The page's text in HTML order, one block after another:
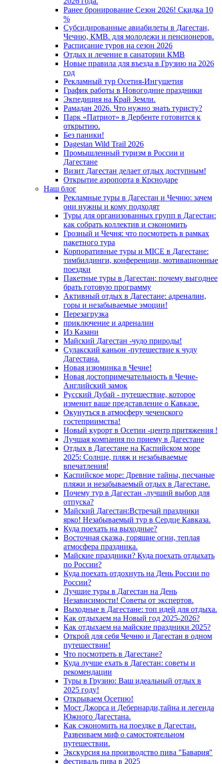
Ранее бронирование Сезон 2026! Скидка 10
%
Субсидированные авиабилеты в Дагестан,
Чечню, КМВ. для молодежи и пенсионеров.
Расписание туров на сезон 2026
Отдых и лечение в санатории КМВ
Новые правила для въезда в Грузию на 2026
год
Рекламный тур Осетия-Ингушетия
График работы в Новогодние праздники
Экпедиция на Край Земли.
Рамадан 2026. Что нужно знать туристу?
Парк «Патриот» в Дербенте готовится к
открытию.
Без паники!
Dagestan Wild Trail 2026
Промышленный туризм в России и
Дагестане
Визит Дагестан делает отдых доступным!
Открытие аэропорта в Крснодаре
Наш блог
Рекламные туры в Дагестан и Чечню: зачем
они нужны и кому подходят
Туры для организованных групп в Дагестан:
как собрать коллектив и сэкономить
Грозный и Чечня: что посмотреть в рамках
пакетного тура
Корпоративные туры и MICE в Дагестане:
тимбилдинги, конференции, мотивационные
поездки
Пакетные туры в Дагестан: почему выгоднее
брать готовую программу
Активный отдых в Дагестане: адреналин,
горы и незабываемые эмоции!
Перезагрузка
приключение и адреналин
Из Казани
Майский Дагестан -чудо природы!
Сулакский каньон -путешествие к чуду
Дагестана.
Новая изюминка в Чечне!
Новая достопримечательность в Чечне-
Английский замок
Русский Дубай - путешествие, которое
изменит ваше представление о Кавказе.
Окунуться в атмосферу чеченского
гостеприимства!
Новый курорт в Осетии -центр притяжения !
Лучшая компания по приему в Дагестане
Отдых в Дагестане на Каспийском море
2025: Солнце, пляж и незабываемые
впечатления!
Каспийское море: Древние тайны, песчаные
пляжи и незабываемый отдых в Дагестане.
Почему тур в Дагестан -лучший выбор для
отпуска?
Майский Дагестан:Встречай праздники
ярко! Незабываемый тур в Сердце Кавказа.
Куда поехать на выходные?
Восточная сказка, горящие огни, теплая
атмосфера праздника.
Майские праздники? Куда поехать отдыхать
по России?
Куда поехать отдохнуть на День России по
России?
Лучшие туры в Дагестан на День
Независимости! Советы от экспертов.
Выходные в Дагестане: топ идей для отдыха.
Как отдыхаем на Новый год 2025-2026?
Как отдыхаем на майские праздники 2025?
Открой для себя Чечню и Дагестан в одном
путешествии!
Что посмотреть в Дагестане?
Куда лучше ехать в Дагестан: советы и
рекомендации
Туры в Грузию: Ваш идеальный отдых в
2025 году!
Открываем Осетию!
Мост Джорса и Дебернарди,тайна и легенда
Южного Дагестана.
Как сэкономить на поездке в Дагестан.
Развеиваем миф о самостоятельном
путешествии.
Экскурсия на производство пива "Бавария"
фестиваль пива в 2025